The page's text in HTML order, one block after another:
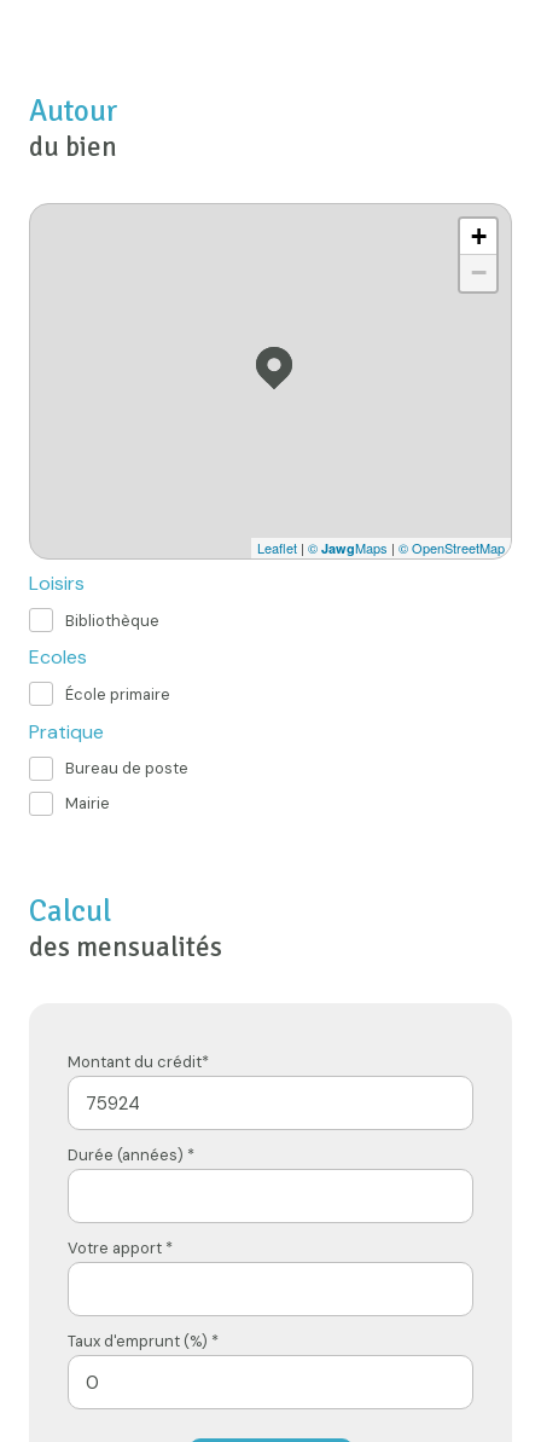
Autour
du bien
+
−
Leaflet | © JawgMaps | © OpenStreetMap
Loisirs
Bibliothèque
Ecoles
École primaire
Pratique
Bureau de poste
Mairie
Calcul
des mensualités
Montant du crédit*
Durée (années) *
Votre apport *
Taux d'emprunt (%) *